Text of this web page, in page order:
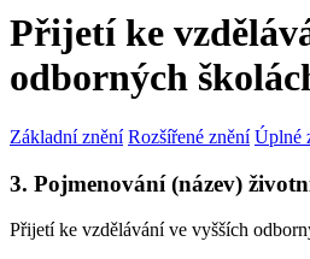
Přijetí ke
odborných
Základní znění Rozšířené znění Úplné
3. Pojmenování (název)
Přijetí ke vzdělávání ve vyšších